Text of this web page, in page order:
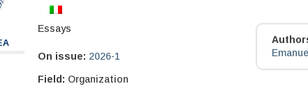
Essays
On issue: 2026-1
Field: Organization